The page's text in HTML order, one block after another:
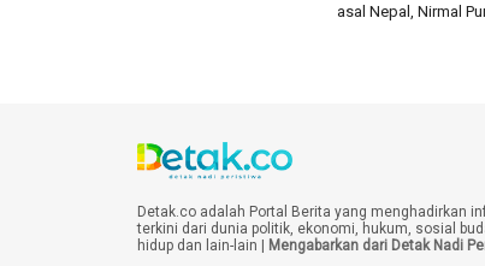
asal Nepal, Nirmal
Detak.co adalah Portal Berita yang menghadirkan
terkini dari dunia politik, ekonomi, hukum, sosial
hidup dan lain-lain |
Mengabarkan dari Detak Nadi